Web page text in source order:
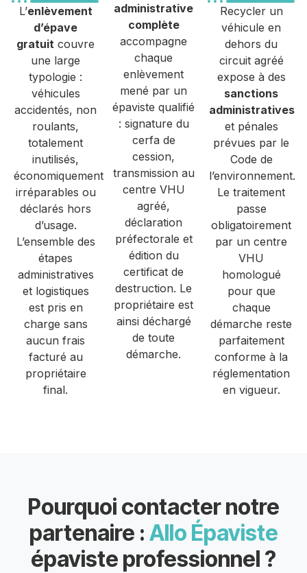
L’enlèvement
d’épave
gratuit couvre
une large
typologie :
véhicules
accidentés, non
roulants,
totalement
inutilisés,
économiquement
irréparables ou
déclarés hors
d’usage.
L’ensemble des
étapes
administratives
et logistiques
est pris en
charge sans
aucun frais
facturé au
propriétaire
final.
administrative
complète
accompagne
chaque
enlèvement
mené par un
épaviste qualifié
: signature du
cerfa de
cession,
transmission au
centre VHU
agréé,
déclaration
préfectorale et
édition du
certificat de
destruction. Le
propriétaire est
ainsi déchargé
de toute
démarche.
Recycler un
véhicule en
dehors du
circuit agréé
expose à des
sanctions
administratives
et pénales
prévues par le
Code de
l’environnement.
Le traitement
passe
obligatoirement
par un centre
VHU
homologué
pour que
chaque
démarche reste
parfaitement
conforme à la
réglementation
en vigueur.
Pourquoi contacter notre
partenaire : Allo Épaviste
épaviste professionnel ?